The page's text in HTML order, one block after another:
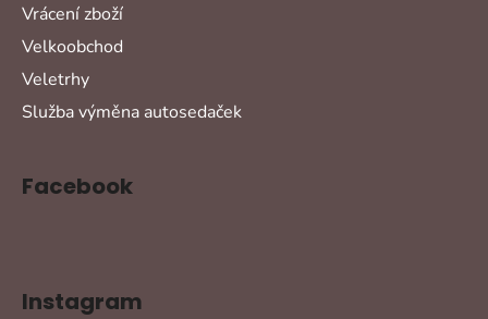
Vrácení zboží
Velkoobchod
Veletrhy
Služba výměna autosedaček
Facebook
Instagram